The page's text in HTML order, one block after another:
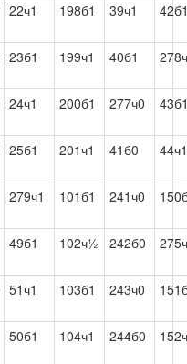
22ч1 198б1 39ч1
23б1 199ч1 40б1
24ч1 200б1 277ч0
25б1 201ч1 41б0 44ч1
279ч1 101б1 241ч0
49б1 102ч½ 242б0
51ч1 103б1 243ч0
50б1 104ч1 244б0